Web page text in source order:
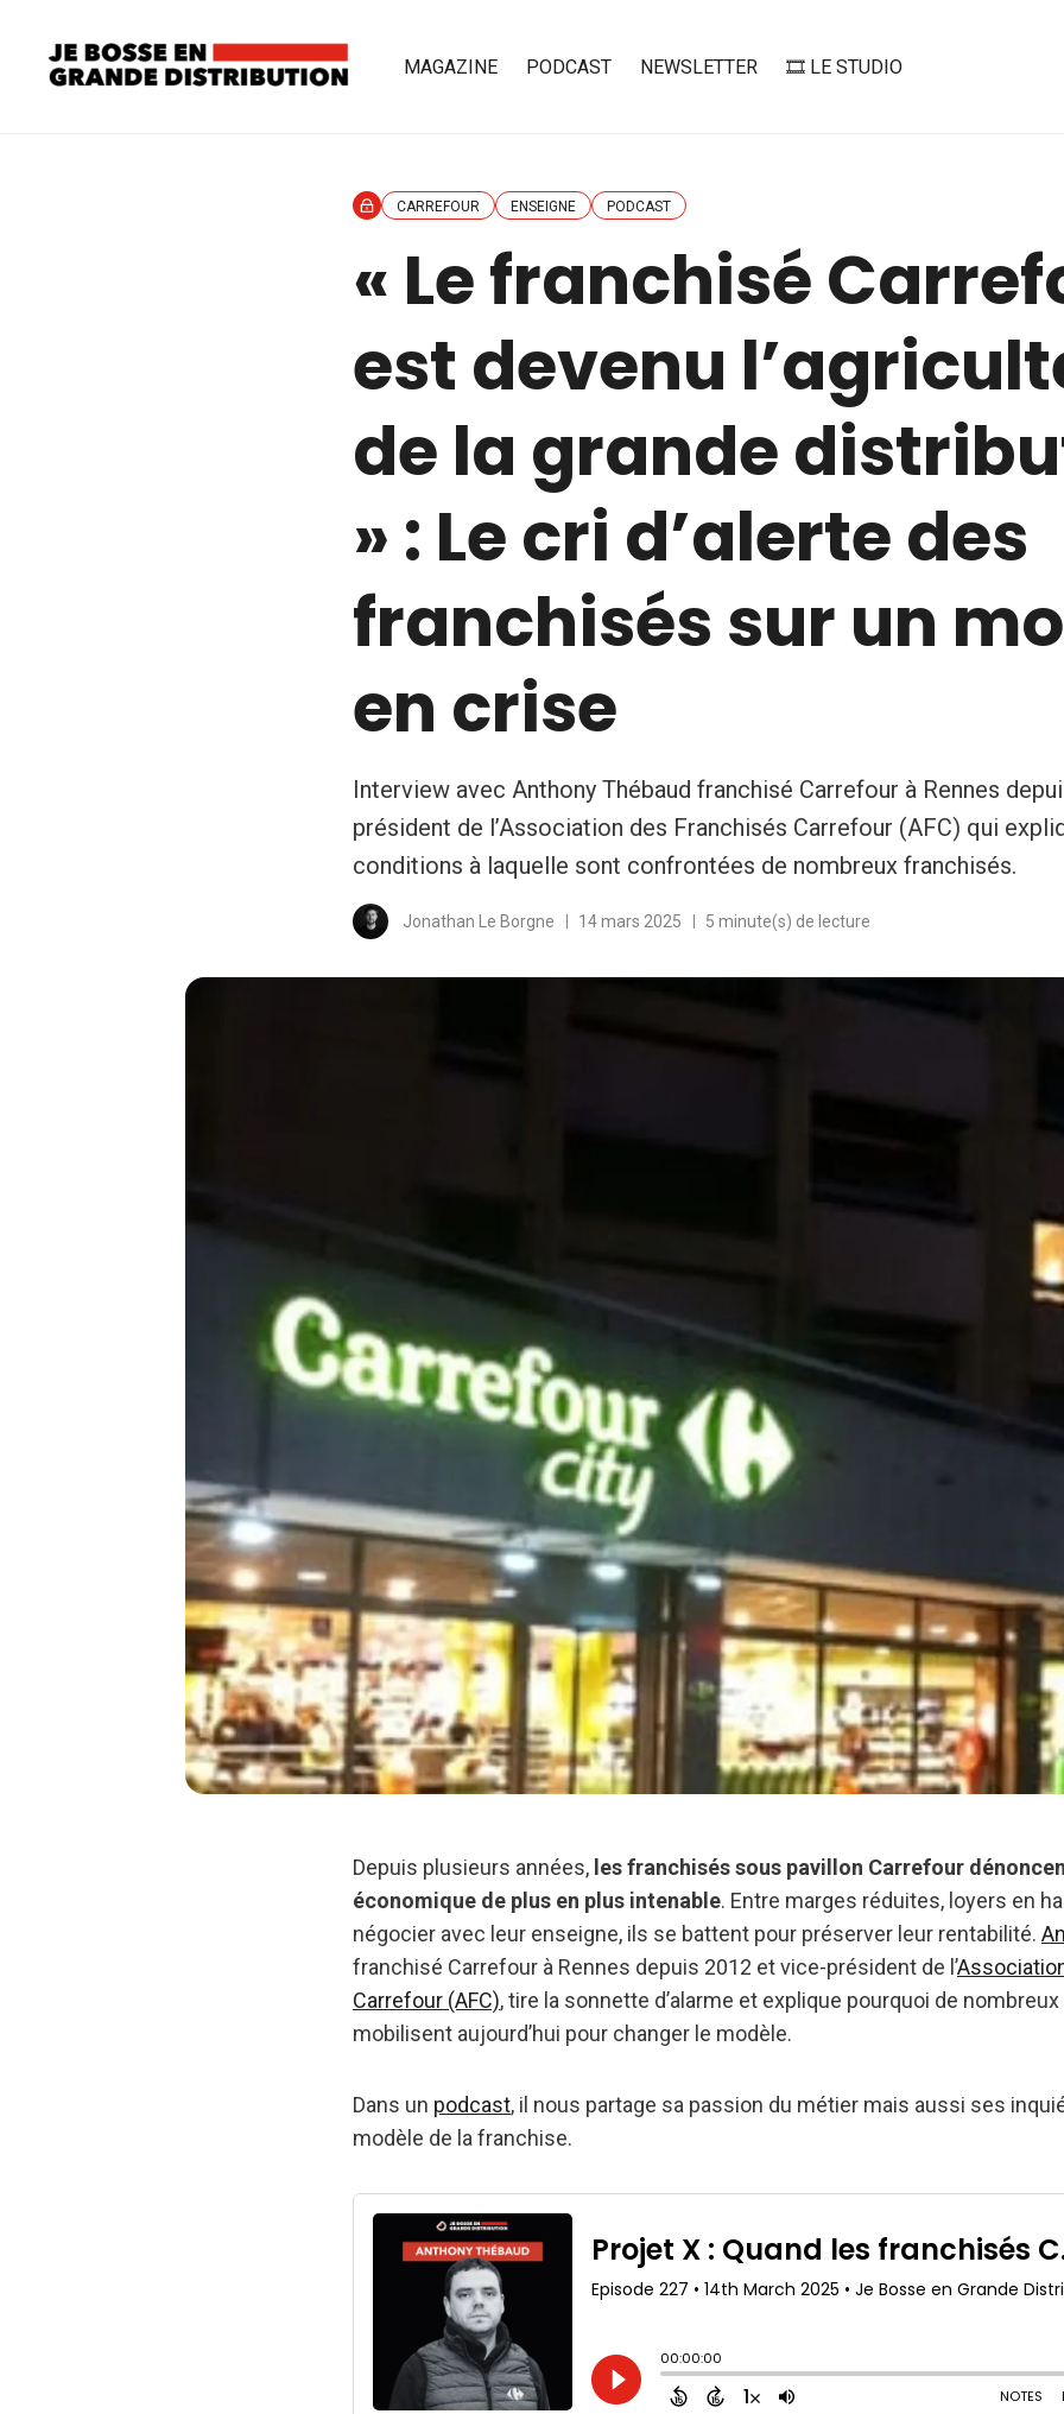
MAGAZINE PODCAST NEWSLETTER 🎞️ LE STUDIO
CARREFOUR ENSEIGNE PODCAST
« Le franchisé
est devenu
de la grande
» : Le cri d’alerte des
franchisés sur un
en crise
Interview avec Anthony Thébaud franchisé Carrefour à Rennes
président de l’Association des Franchisés Carrefour (AFC) qui
conditions à laquelle sont confrontées de nombreux franchisés.
Jonathan Le Borgne 14 mars 2025 5 minute(s) de lecture
Depuis plusieurs années, les franchisés sous pavillon Carrefour
économique de plus en plus intenable. Entre marges réduites, loyers en
négocier avec leur enseigne, ils se battent pour préserver leur rentabilité.
franchisé Carrefour à Rennes depuis 2012 et vice-président de l’
Carrefour (AFC), tire la sonnette d’alarme et explique pourquoi de
mobilisent aujourd’hui pour changer le modèle.
Dans un podcast, il nous partage sa passion du métier mais aussi ses
modèle de la franchise.